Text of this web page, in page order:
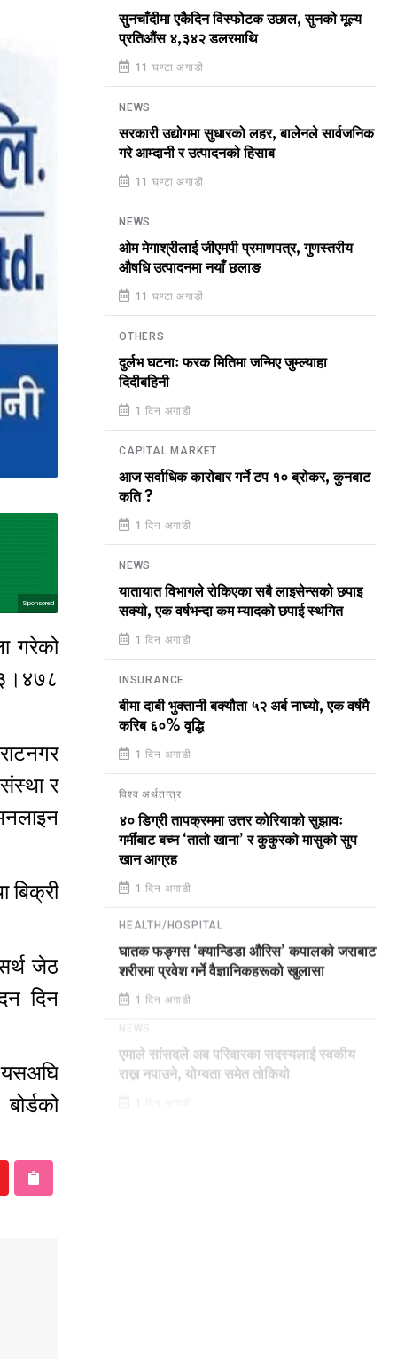
Sponsored
गरेको
र
बिक्री
जेठ
दिन
सुनचाँदीमा एकैदिन विस्फोटक उछाल, सुनको मूल्य
प्रतिऔंस ४,३४२ डलरमाथि
11 घण्टा अगाडी
NEWS
सरकारी उद्योगमा सुधारको लहर, बालेनले सार्वजनिक
गरे आम्दानी र उत्पादनको हिसाब
11 घण्टा अगाडी
NEWS
ओम मेगाश्रीलाई जीएमपी प्रमाणपत्र, गुणस्तरीय
औषधि उत्पादनमा नयाँ छलाङ
11 घण्टा अगाडी
OTHERS
दुर्लभ घटनाः फरक मितिमा जन्मिए जुम्ल्याहा
दिदीबहिनी
1 दिन अगाडी
CAPITAL MARKET
आज सर्वाधिक कारोबार गर्ने टप १० ब्रोकर, कुनबाट
कति ?
1 दिन अगाडी
NEWS
यातायात विभागले रोकिएका सबै लाइसेन्सको छपाइ
सक्यो, एक वर्षभन्दा कम म्यादको छपाई स्थगित
1 दिन अगाडी
INSURANCE
बीमा दाबी भुक्तानी बक्यौता ५२ अर्ब नाघ्यो, एक वर्षमै
करिब ६०% वृद्धि
1 दिन अगाडी
विश्व अर्थतन्त्र
४० डिग्री तापक्रममा उत्तर कोरियाको सुझावः
गर्मीबाट बच्न ‘तातो खाना’ र कुकुरको मासुको सुप
खान आग्रह
1 दिन अगाडी
HEALTH/HOSPITAL
घातक फङ्गस ‘क्यान्डिडा औरिस’ कपालको जराबाट
शरीरमा प्रवेश गर्ने वैज्ञानिकहरूको खुलासा
1 दिन अगाडी
एमाले सांसदले अब परिवारका सदस्यलाई स्वकीय